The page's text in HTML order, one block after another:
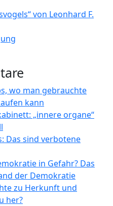
von Leonhard F.
wo man gebrauchte
kann
„innere organe“
Das sind verbotene
in Gefahr? Das
der Demokratie
zu Herkunft und
her?